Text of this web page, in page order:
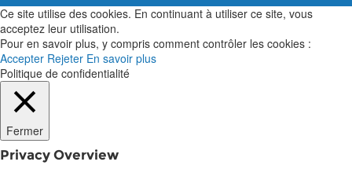
Ce site utilise des cookies. En continuant à utiliser ce site, vous
acceptez leur utilisation.
Pour en savoir plus, y compris comment contrôler les cookies :
Accepter Rejeter En savoir plus
Politique de confidentialité
Fermer
Privacy Overview